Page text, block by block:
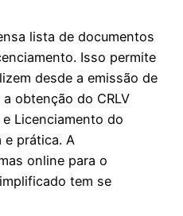
lista de documentos
Isso permite
desde a emissão de
obtenção do CRLV
Licenciamento do
e prática. A
online para o
tem se